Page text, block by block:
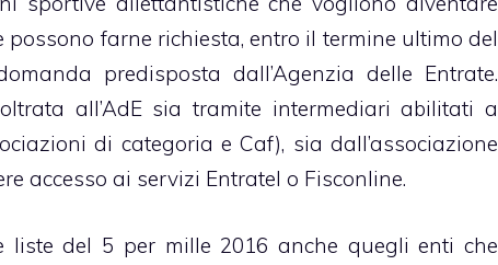
farne richiesta, entro il termine ultimo del
predisposta dall’Agenzia delle Entrate.
all’AdE sia tramite intermediari abilitati a
di categoria e Caf), sia dall’associazione
accesso ai servizi Entratel o Fisconline.
liste del 5 per mille 2016 anche quegli enti che